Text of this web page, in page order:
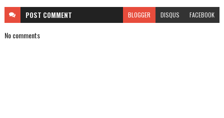
POST COMMENT BLOGGER DISQUS FACEBOOK
No comments